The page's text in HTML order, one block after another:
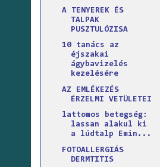
A TENYEREK ÉS
TALPAK
PUSZTULÓZISA
10 tanács az
éjszakai
ágybavizelés
kezelésére
AZ EMLÉKEZÉS
ÉRZELMI VETÜLETEI
lattomos betegség:
lassan alakul ki
a lúdtalp Emin...
FOTOALLERGIÁS
DERMTITIS